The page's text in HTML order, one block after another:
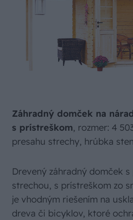
Záhradný domček na
s prístreškom, rozmer: 4
presahu strechy, hrúbka
Drevený záhradný domček
strechou, s prístreškom zo
je vhodným riešením na
dreva či bicyklov, ktoré